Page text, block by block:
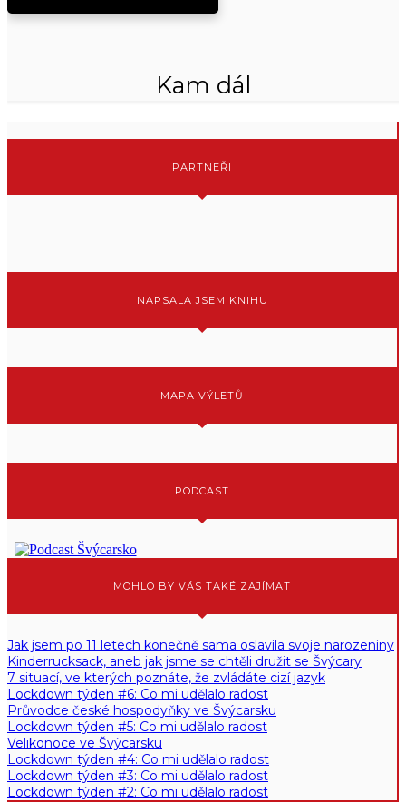
Kam dál
PARTNEŘI
NAPSALA JSEM KNIHU
MAPA VÝLETŮ
PODCAST
MOHLO BY VÁS TAKÉ ZAJÍMAT
Jak jsem po 11 letech konečně sama oslavila svoje narozeniny
Kinderrucksack, aneb jak jsme se chtěli družit se Švýcary
7 situací, ve kterých poznáte, že zvládáte cizí jazyk
Lockdown týden #6: Co mi udělalo radost
Průvodce české hospodyňky ve Švýcarsku
Lockdown týden #5: Co mi udělalo radost
Velikonoce ve Švýcarsku
Lockdown týden #4: Co mi udělalo radost
Lockdown týden #3: Co mi udělalo radost
Lockdown týden #2: Co mi udělalo radost